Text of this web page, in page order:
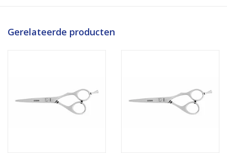
Gerelateerde producten